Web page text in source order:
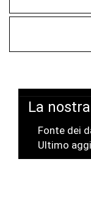
La
Fonte dei
Ultimo